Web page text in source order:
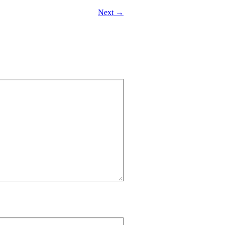
Next →